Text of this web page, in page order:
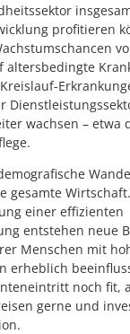
profitieren
altersbedingte
wachsen – etwa
gesamte
einer effizienten
entstehen neue
Menschen mit
erheblich
noch fit,
gerne und